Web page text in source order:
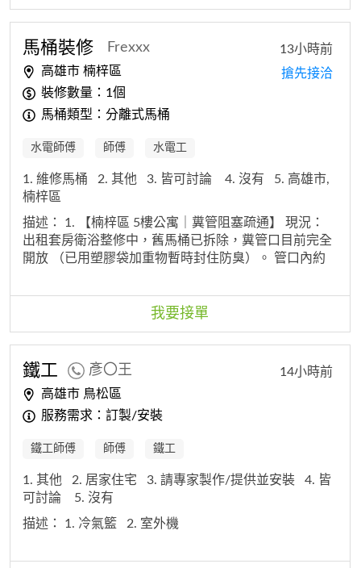
馬桶裝修 Frexxx
高雄市 楠梓區
裝修數量：1個
馬桶類型：分離式馬桶
13小時前
搶先接洽
水電師傅 師傅 水電工
1. 維修馬桶 2. 其他 3. 皆可討論 4. 沒有
5. 高雄市,
楠梓區
描述： 1. 【楠梓區 5樓公寓｜糞管阻塞疏通】 現況：
出租套房衛浴整修中，舊馬桶已拆除，糞管口目前完全
開放 （已用塑膠袋加重物暫時封住防臭）。 管口內約
灰色PVC，管口邊緣完整無破損。 舊馬桶內壁有嚴重礦
物結垢，研判橫管內壁結垢情況類似。 屋齡較久，管路
推測20年以上未清洗。 需求項目： 1. 糞管疏通 2. 管路
內視鏡檢查 - 確認阻塞原因、確認管身無破裂 - 請提供
管內影像或照片 3. 完工後進行灌水測試驗收 - 連續倒水
需一次順暢排除、不回冒 現場條件： - 馬桶已拆除，管
路完全開放，無需另行拆卸馬桶 - 5樓無電梯 - 屋內無人
居住，時間可完全配合 - 衛浴空間狹小 報價需求： - 請
用工法（彈簧／水刀／其他） - 疏通後如短期內再次阻
塞，保固條件請說明 補充： 已確認同棟上層住戶（6
樓）排水正常， 研判阻塞點位於本戶橫管段，非主幹立
管或化糞池問題。
通】 現況： 出租套房衛浴整修中，舊馬桶已拆除，糞
臭）。 管口內約5-10公分處即有積水滯留不退，確認下
我要接單
鐵工 彥〇王
高雄市 鳥松區
服務需求：訂製/安裝
14小時前
鐵工師傅 師傅 鐵工
1. 其他 2. 居家住宅 3. 請專家製作/提供並安裝
4. 皆
可討論
5. 沒有
描述： 1. 冷氣籃 2. 室外機